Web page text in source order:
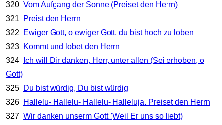
320 Vom Aufgang der Sonne (Preiset den Herrn)
321
Preist den Herrn
322
Ewiger Gott, o ewiger Gott, du bist hoch zu loben
323 Kommt und lobet den Herrn
324
Ich will Dir danken, Herr, unter allen (Sei erhoben, o
Gott)
325 Du bist würdig, Du bist würdig
326 Hallelu- Hallelu- Hallelu- Halleluja. Preiset den Herrn
327 Wir danken unserm Gott (Weil Er uns so liebt)